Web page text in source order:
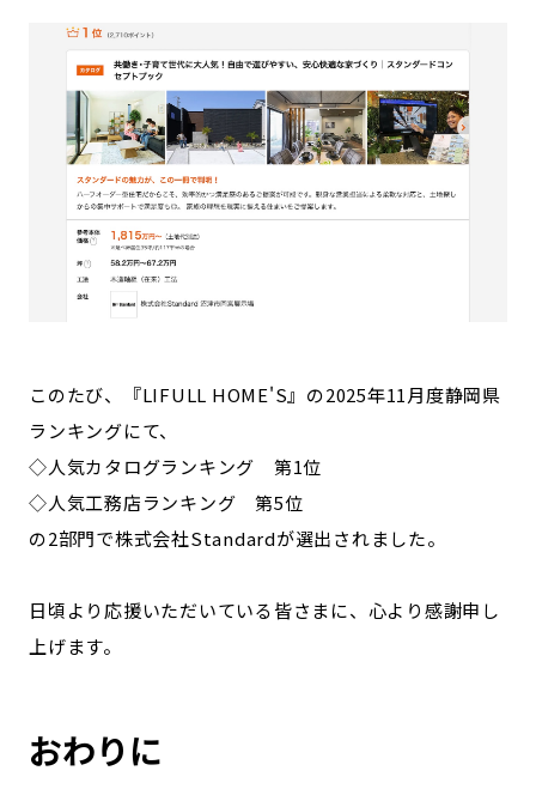
このたび、『LIFULL HOME'S』の2025年11月度静岡県
ランキングにて、
◇人気カタログランキング 第1位
◇人気工務店ランキング 第5位
の2部門で株式会社Standardが選出されました。
日頃より応援いただいている皆さまに、心より感謝申し
上げます。
おわりに